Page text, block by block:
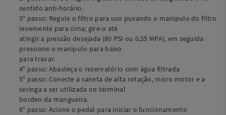
sentido anti-horário.
3° passo: Regule o filtro para uso puxando o manipulo do filtro
levemente para cima; gire-o até
atingir a pressão desejada (80 PSI ou 0,55 MPA), em seguida
pressione o manipulo para baixo
para travar.
4° passo: Abasteça o reservatório com água filtrada
5° passo: Conecte a caneta de alta rotação, micro motor e a
seringa a ser utilizada no terminal
borden da mangueira.
6° passo: Acione o pedal para iniciar o funcionamento